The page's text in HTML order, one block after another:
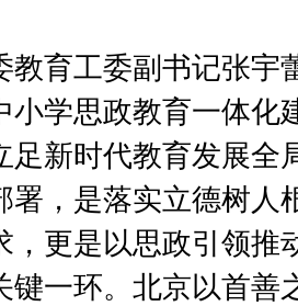
育工委副书记张宇
小学思政教育一体化
足新时代教育发展全
署，是落实立德树人
，更是以思政引领推
键一环。北京以首善